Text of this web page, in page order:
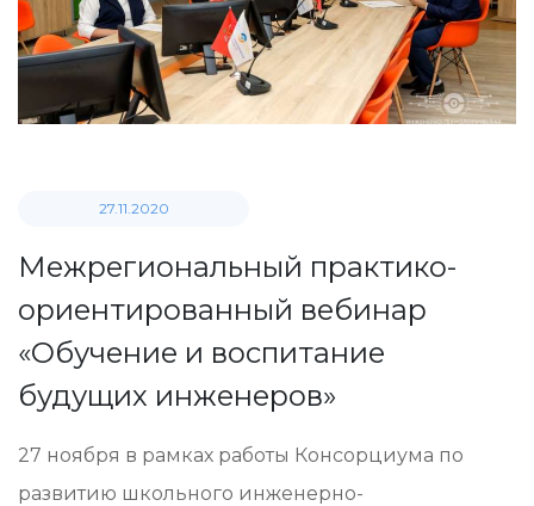
27.11.2020
Межрегиональный практико-
ориентированный вебинар
«Обучение и воспитание
будущих инженеров»
27 ноября в рамках работы Консорциума по
развитию школьного инженерно-